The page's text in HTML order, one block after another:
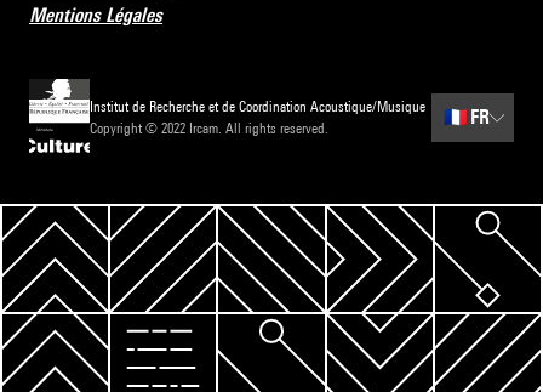
Mentions Légales
Institut de Recherche et de Coordination Acoustique/Musique
Copyright © 2022 Ircam. All rights reserved.
🇫🇷 FR